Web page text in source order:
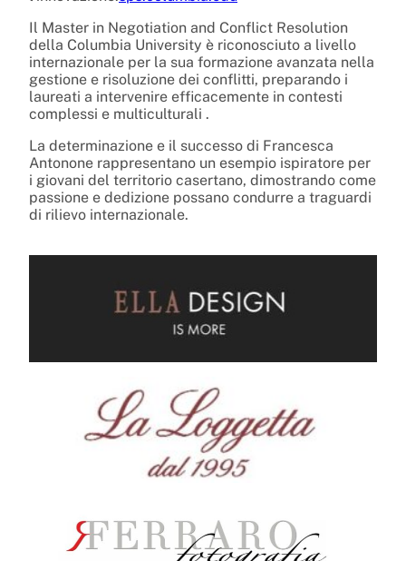
Il Master in Negotiation and Conflict Resolution
della Columbia University è riconosciuto a livello
internazionale per la sua formazione avanzata nella
gestione e risoluzione dei conflitti, preparando i
laureati a intervenire efficacemente in contesti
complessi e multiculturali .
La determinazione e il successo di Francesca
Antonone rappresentano un esempio ispiratore per
i giovani del territorio casertano, dimostrando come
passione e dedizione possano condurre a traguardi
di rilievo internazionale.